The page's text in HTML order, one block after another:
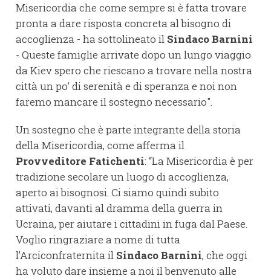
Misericordia che come sempre si è fatta trovare
pronta a dare risposta concreta al bisogno di
accoglienza - ha sottolineato il Sindaco Barnini
- Queste famiglie arrivate dopo un lungo viaggio
da Kiev spero che riescano a trovare nella nostra
città un po’ di serenità e di speranza e noi non
faremo mancare il sostegno necessario".
Un sostegno che è parte integrante della storia
della Misericordia, come afferma il
Provveditore Fatichenti: “La Misericordia è per
tradizione secolare un luogo di accoglienza,
aperto ai bisognosi. Ci siamo quindi subito
attivati, davanti al dramma della guerra in
Ucraina, per aiutare i cittadini in fuga dal Paese.
Voglio ringraziare a nome di tutta
l’Arciconfraternita il Sindaco Barnini, che oggi
ha voluto dare insieme a noi il benvenuto alle